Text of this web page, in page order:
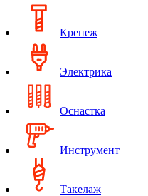
Крепеж
Электрика
Оснастка
Инструмент
Такелаж